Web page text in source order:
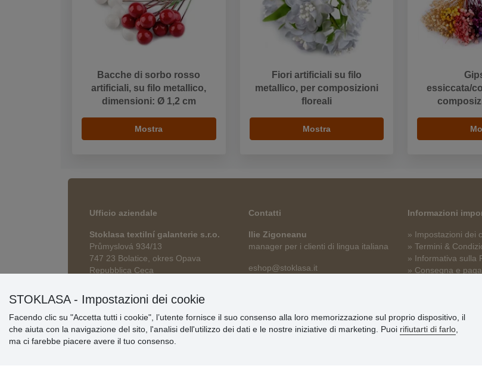
Bacche di sorbo rosso
artificiali, su filo metallico,
dimensioni: Ø 1,2 cm
Mostra
Fiori artificiali su filo
metallico, per composizioni
floreali
Mostra
essiccata/
Ufficio aziendale
Stoklasa textilní galanterie s.r.o.
Průmyslová 934/13
747 23 Bolatice, okres Opava
Repubblica Ceca
Contatti
Ilie Zigoneanu
manager per i clienti di lingua italiana
eshop@stoklasa.it
Informazioni
» Impostazioni dei
» Termini &
» Informativa sulla
» Consegna e
STOKLASA - Impostazioni dei cookie
Facendo clic su "Accetta tutti i cookie", l’utente fornisce il suo consenso alla loro memorizzazione sul proprio dispositivo, il
che aiuta con la navigazione del sito, l'analisi dell'utilizzo dei dati e le nostre iniziative di marketing. Puoi rifiutarti di farlo
ma ci farebbe piacere avere il tuo consenso.